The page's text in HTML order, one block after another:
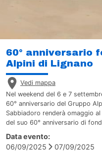
60° anniversario
Alpini di Lignano
Vedi mappa
Nel weekend del 6 e 7
60° anniversario del Gruppo
Sabbiadoro renderà omaggio
del suo 60° anniversario di
Data evento:
06/09/2025
07/09/2025